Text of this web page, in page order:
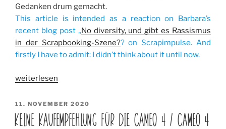
Gedanken drum gemacht.
This article is intended as a reaction on Barbara’s
recent blog post „No diversity, und gibt es Rassismus
in der Scrapbooking-Szene?? on Scrapimpulse. And
firstly I have to admit: I didn’t think about it until now.
„Gibt
Rassismus
im
Scrapbooking?
weiterlesen
VERÖFFENTLICHT
AM
11. NOVEMBER 2020
KEINE KAUFEMPFEHLUNG FÜR DIE CAMEO 4 / CAMEO 4